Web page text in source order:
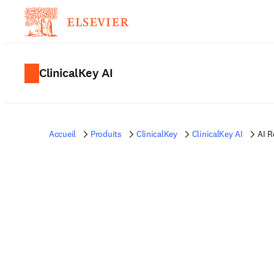
ClinicalKey AI
Accueil Produits ClinicalKey ClinicalKey AI AI